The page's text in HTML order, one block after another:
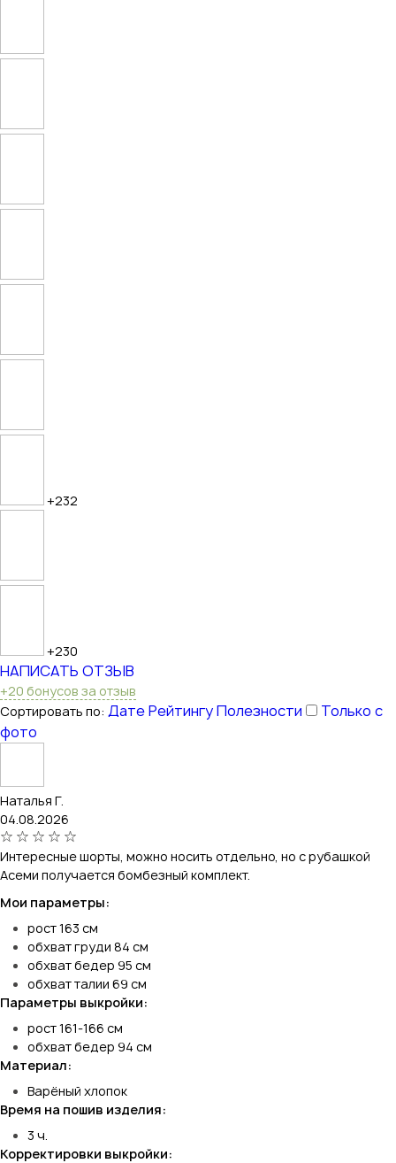
+232
+230
НАПИСАТЬ ОТЗЫВ
+20 бонусов за отзыв
Сортировать по: ДатеРейтингуПолезности
Только с
фото
Наталья Г.
04.08.2026
Интересные шорты, можно носить отдельно, но с рубашкой
Асеми получается бомбезный комплект.
Мои параметры:
рост 163 см
обхват груди 84 см
обхват бедер 95 см
обхват талии 69 см
Параметры выкройки:
рост 161-166 см
обхват бедер 94 см
Материал:
Варёный хлопок
Время на пошив изделия:
3 ч.
Корректировки выкройки: